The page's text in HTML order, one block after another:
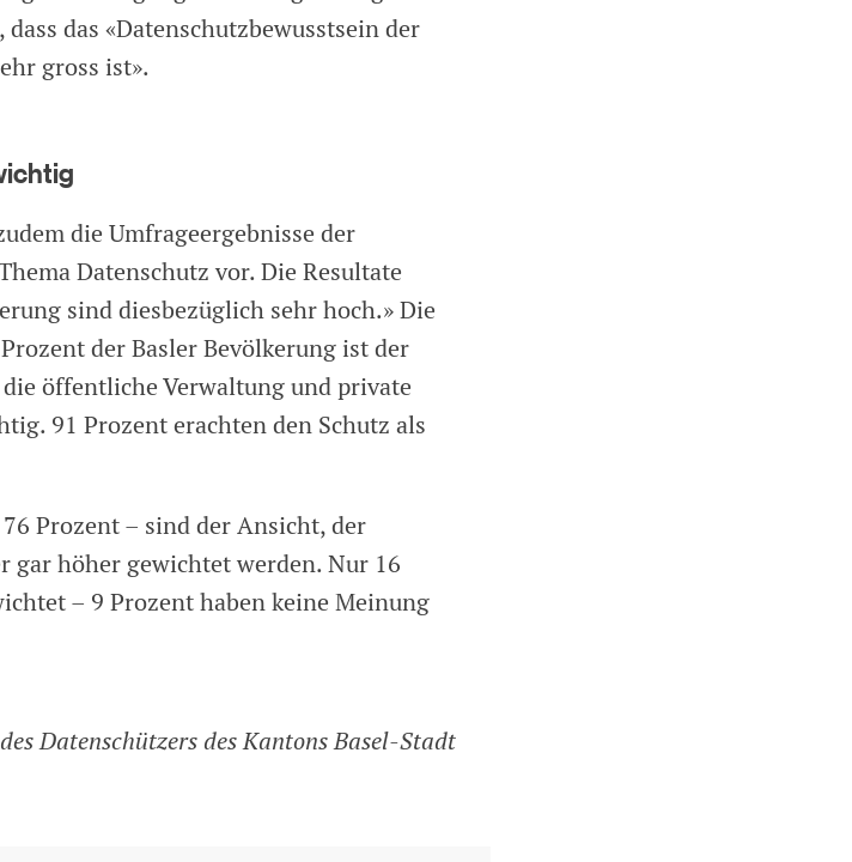
das «Datenschutzbewusstsein der
gross ist».
die Umfrageergebnisse der
Datenschutz vor. Die Resultate
sind diesbezüglich sehr hoch.» Die
der Basler Bevölkerung ist der
öffentliche Verwaltung und private
91 Prozent erachten den Schutz als
Prozent – sind der Ansicht, der
gar höher gewichtet werden. Nur 16
– 9 Prozent haben keine Meinung
Datenschützers des Kantons Basel-Stadt